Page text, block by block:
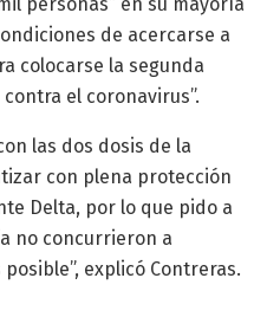
de acercarse a
colocarse la segunda
el coronavirus”.
las dos dosis de la
con plena protección
Delta, por lo que pido a
no concurrieron a
explicó Contreras.